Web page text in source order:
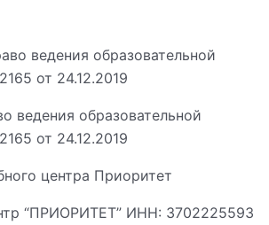
ведения образовательной
от 24.12.2019
“ПРИОРИТЕТ” ИНН: 3702225593